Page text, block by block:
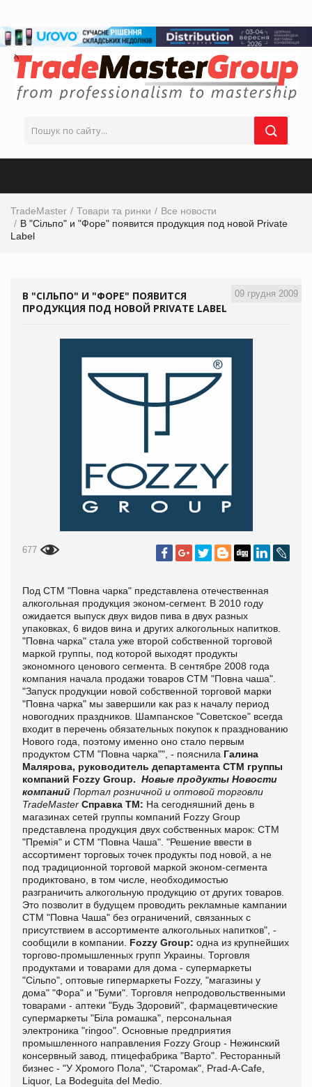
TradeMaster Товари та ринки
Все новости
В "Сільпо" и "Форе" появится продукция под новой Private
Label
09 грудня 2009
В "СІЛЬПО" И "ФОРЕ" ПОЯВИТСЯ
ПРОДУКЦИЯ ПОД НОВОЙ PRIVATE LABEL
677
Под СТМ "Повна чарка" представлена отечественная
алкогольная продукция эконом-сегмент. В 2010 году
ожидается выпуск двух видов пива в двух разных
упаковках, 6 видов вина и других алкогольных напитков.
"Повна чарка" стала уже второй собственной торговой
маркой группы, под которой выходят продукты
экономного ценового сегмента. В сентябре 2008 года
компания начала продажи товаров СТМ "Повна чаша".
"Запуск продукции новой собственной торговой марки
"Повна чарка" мы завершили как раз к началу период
новогодних праздников. Шампанское "Советское" всегда
входит в перечень обязательных покупок к празднованию
Нового года, поэтому именно оно стало первым
продуктом СТМ "Повна чарка"", - пояснила Галина
Малярова, руководитель департамента СТМ группы
компаний Fozzy Group. Новые продукты Новости
компаний Портал розничной и оптовой торговли
TradeMaster Справка ТМ: На сегодняшний день в
магазинах сетей группы компаний Fozzy Group
представлена продукция двух собственных марок: СТМ
"Премія" и СТМ "Повна Чаша". "Решение ввести в
ассортимент торговых точек продукты под новой, а не
под традиционной торговой маркой эконом-сегмента
продиктовано, в том числе, необходимостью
разграничить алкогольную продукцию от других товаров.
Это позволит в будущем проводить рекламные кампании
СТМ "Повна Чаша" без ограничений, связанных с
присутствием в ассортименте алкогольных напитков", -
сообщили в компании. Fozzy Group: одна из крупнейших
торгово-промышленных групп Украины. Торговля
продуктами и товарами для дома - супермаркеты
"Сільпо", оптовые гипермаркеты Fozzy, "магазины у
дома" "Фора" и "Буми". Торговля непродовольственными
товарами - аптеки "Будь Здоровий", фармацевтические
супермаркеты "Біла ромашка", персональная
электроника "ringoo". Основные предприятия
промышленного направления Fozzy Group - Нежинский
консервный завод, птицефабрика "Варто". Ресторанный
бизнес - "У Хромого Пола", "Старомак", Prad-A-Cafe,
Liquor, La Bodeguita del Medio.